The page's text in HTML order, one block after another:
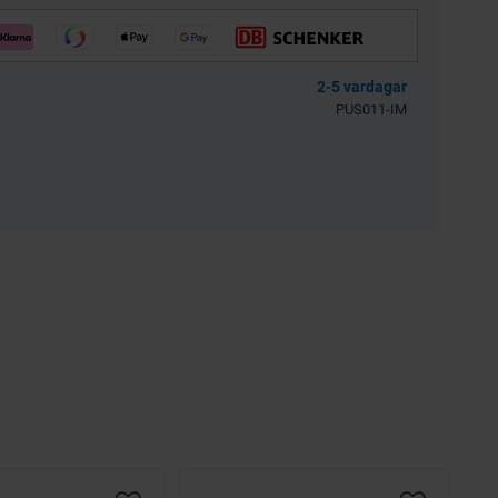
2.5kg
Bensinfilter rund
transparent 6mm
Universal
BES039-04-54-301
2-5 vardagar
PUS011-IM